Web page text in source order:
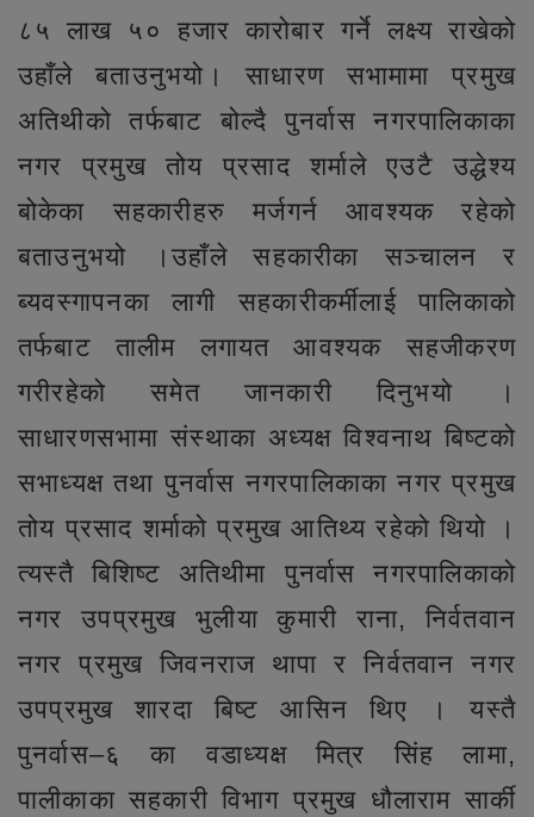
८५ लाख ५० हजार कारोबार गर्ने लक्ष्य राखेको
उहाँले बताउनुभयो। साधारण सभामामा प्रमुख
अतिथीको तर्फबाट बोल्दै पुनर्वास नगरपालिकाका
नगर प्रमुख तोय प्रसाद शर्माले एउटै उद्धेश्य
बोकेका सहकारीहरु मर्जगर्न आवश्यक रहेको
बताउनुभयो ।उहाँले सहकारीका सञ्चालन र
ब्यवस्गापनका लागी सहकारीकर्मीलाई पालिकाको
तर्फबाट तालीम लगायत आवश्यक सहजीकरण
गरीरहेको समेत जानकारी दिनुभयो ।
साधारणसभामा संस्थाका अध्यक्ष विश्वनाथ बिष्टको
सभाध्यक्ष तथा पुनर्वास नगरपालिकाका नगर प्रमुख
तोय प्रसाद शर्माको प्रमुख आतिथ्य रहेको थियो ।
त्यस्तै बिशिष्ट अतिथीमा पुनर्वास नगरपालिकाको
नगर उपप्रमुख भुलीया कुमारी राना, निर्वतवान
नगर प्रमुख जिवनराज थापा र निर्वतवान नगर
उपप्रमुख शारदा बिष्ट आसिन थिए । यस्तै
पुनर्वास–६ का वडाध्यक्ष मित्र सिंह लामा,
पालीकाका सहकारी विभाग प्रमुख धौलाराम सार्की